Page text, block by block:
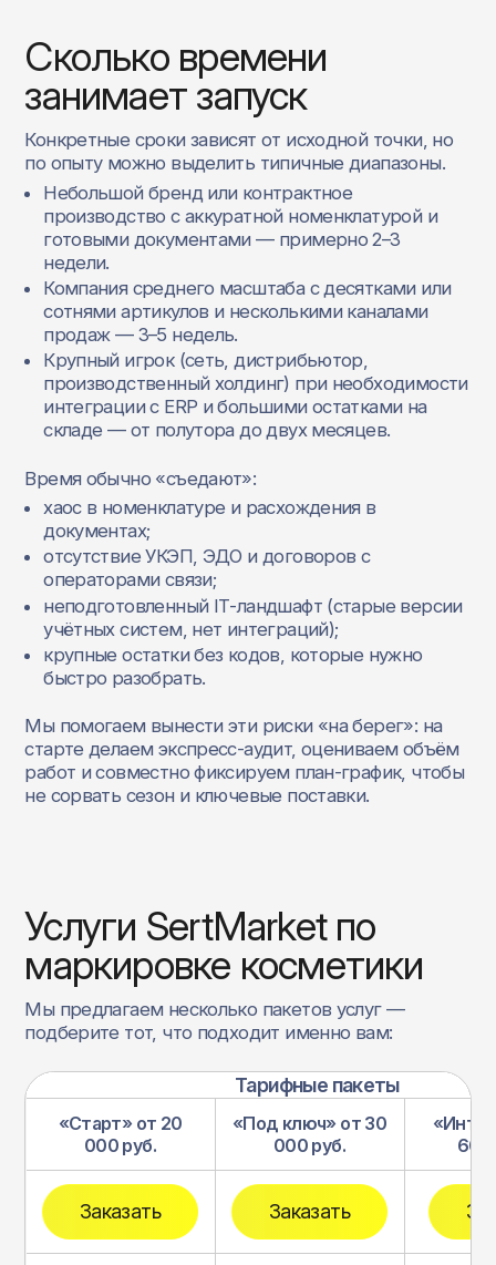
Сколько времени
занимает запуск
Конкретные сроки зависят от исходной точки, но
по опыту можно выделить типичные диапазоны.
Небольшой бренд или контрактное
производство с аккуратной номенклатурой и
готовыми документами — примерно 2–3
недели.
Компания среднего масштаба с десятками или
сотнями артикулов и несколькими каналами
продаж — 3–5 недель.
Крупный игрок (сеть, дистрибьютор,
производственный холдинг) при необходимости
интеграции с ERP и большими остатками на
складе — от полутора до двух месяцев.
Время обычно «съедают»:
хаос в номенклатуре и расхождения в
документах;
отсутствие УКЭП, ЭДО и договоров с
операторами связи;
неподготовленный IT‑ландшафт (старые версии
учётных систем, нет интеграций);
крупные остатки без кодов, которые нужно
быстро разобрать.
Мы помогаем вынести эти риски «на берег»: на
старте делаем экспресс‑аудит, оцениваем объём
работ и совместно фиксируем план‑график, чтобы
не сорвать сезон и ключевые поставки.
Услуги SertMarket по
маркировке косметики
Мы предлагаем несколько пакетов услуг —
подберите тот, что подходит именно вам:
Тарифные пакеты
«Старт» от 20
000 руб.
«Под ключ» от 30
000 руб.
60
Заказать Заказать